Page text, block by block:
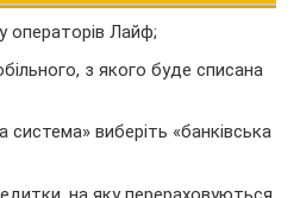
операторів Лайф;
з якого буде списана
система» виберіть «банківська